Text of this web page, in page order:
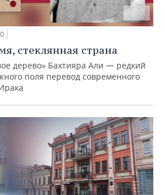
стеклянная страна
дерево» Бахтияра Али — редкий
поля перевод современного